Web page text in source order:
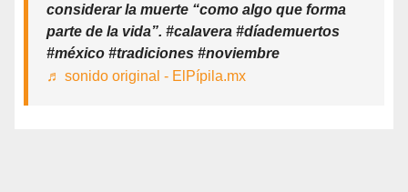
considerar la muerte “como algo que forma
parte de la vida”. #calavera #díademuertos
#méxico #tradiciones #noviembre
♬ sonido original - ElPípila.mx